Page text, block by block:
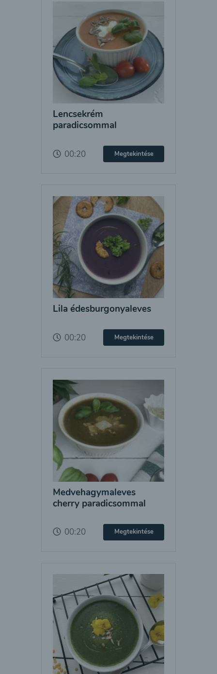
Lencsekrém
paradicsommal
00:20 Megtekintése
Lila édesburgonyaleves
00:20 Megtekintése
Medvehagymaleves
cherry paradicsommal
00:20 Megtekintése